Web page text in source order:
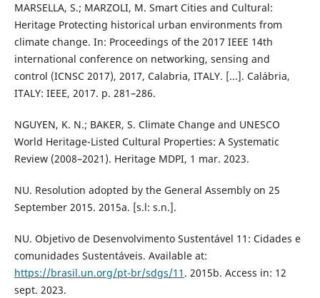
MARSELLA, S.; MARZOLI, M. Smart Cities and Cultural:
Heritage Protecting historical urban environments from
climate change. In: Proceedings of the 2017 IEEE 14th
international conference on networking, sensing and
control (ICNSC 2017), 2017, Calabria, ITALY. [...]. Calábria,
ITALY: IEEE, 2017. p. 281–286.
NGUYEN, K. N.; BAKER, S. Climate Change and UNESCO
World Heritage-Listed Cultural Properties: A Systematic
Review (2008–2021). Heritage MDPI, 1 mar. 2023.
NU. Resolution adopted by the General Assembly on 25
September 2015. 2015a. [s.l: s.n.].
NU. Objetivo de Desenvolvimento Sustentável 11: Cidades e
comunidades Sustentáveis. Available at:
https://brasil.un.org/pt-br/sdgs/11 . 2015b. Access in: 12
sept. 2023.